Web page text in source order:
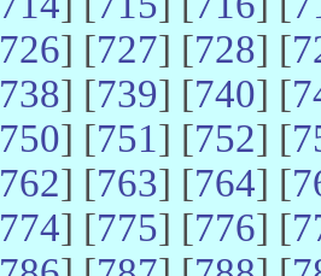
726] [727] [728] [
738] [739] [740] [
750] [751] [752] [
762] [763] [764] [
774] [775] [776] [